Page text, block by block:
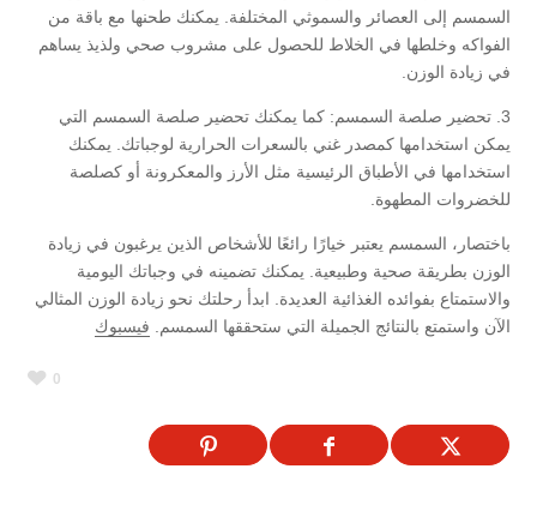
السمسم إلى العصائر والسموثي المختلفة. يمكنك طحنها مع باقة من
الفواكه وخلطها في الخلاط للحصول على مشروب صحي ولذيذ يساهم
في زيادة الوزن.
3. تحضير صلصة السمسم: كما يمكنك تحضير صلصة السمسم التي
يمكن استخدامها كمصدر غني بالسعرات الحرارية لوجباتك. يمكنك
استخدامها في الأطباق الرئيسية مثل الأرز والمعكرونة أو كصلصة
للخضروات المطهوة.
باختصار، السمسم يعتبر خيارًا رائعًا للأشخاص الذين يرغبون في زيادة
الوزن بطريقة صحية وطبيعية. يمكنك تضمينه في وجباتك اليومية
والاستمتاع بفوائده الغذائية العديدة. ابدأ رحلتك نحو زيادة الوزن المثالي
الآن واستمتع بالنتائج الجميلة التي ستحققها السمسم. فيسبوك
0